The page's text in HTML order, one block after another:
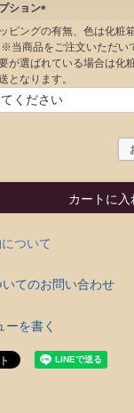
ション
(
必
須
)
ピングの有無、色は化粧
当商品をご注文いただい
が選ばれている場合は化
となります。
カートに入
ついて
てのお問い合わせ
ーを書く